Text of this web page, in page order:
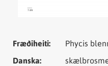
Tungumál Samheiti
Fræðiheiti:
Phycis
Danska: